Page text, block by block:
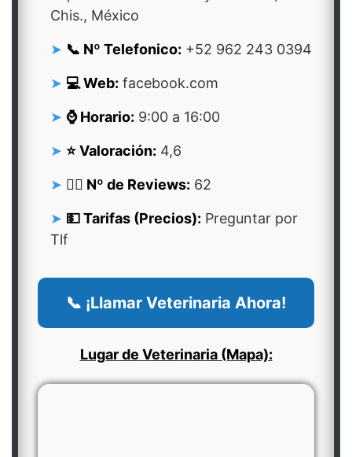
Chis., México
📞 Nº Telefonico: +52 962 243 0394
💻 Web: facebook.com
⌚ Horario: 9:00 a 16:00
⭐ Valoración: 4,6
👍🏻 Nº de Reviews: 62
💵 Tarifas (Precios): Preguntar por
Tlf
📞 ¡Llamar Veterinaria Ahora!
Lugar de Veterinaria (Mapa):